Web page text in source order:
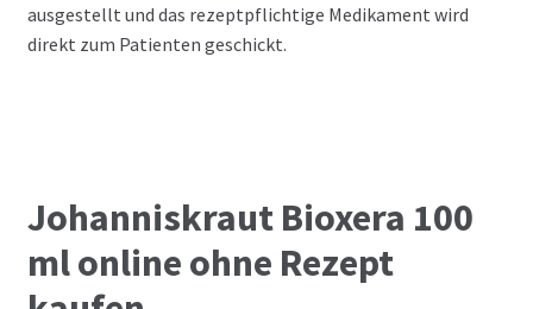
ausgestellt und das rezeptpflichtige Medikament wird
direkt zum Patienten geschickt.
Johanniskraut Bioxera 100
ml online ohne Rezept